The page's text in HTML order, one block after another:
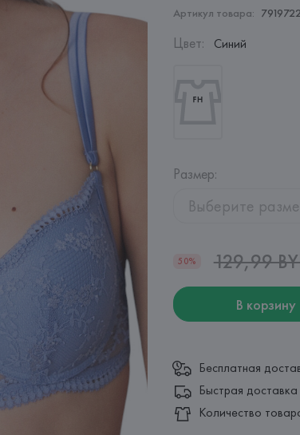
Артикул товара: 7919722
Цвет: Синий
Размер:
Выберите
50% 129,99
В корзину
Бесплатная
Быстрая
Количество